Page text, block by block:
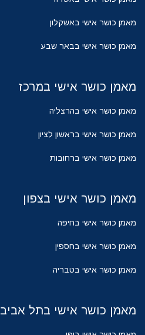
מאמן כושר אישי באשקלון
מאמן כושר אישי בבאר שבע
מאמן כושר אישי במרכז
מאמן כושר אישי בהרצליה
מאמן כושר אישי בראשון לציון
מאמן כושר אישי ברחובות
מאמן כושר אישי בצפון
מאמן כושר אישי בחיפה
מאמן כושר אישי בחספין
מאמן כושר אישי בטבריה
מאמן כושר אישי בתל אביב